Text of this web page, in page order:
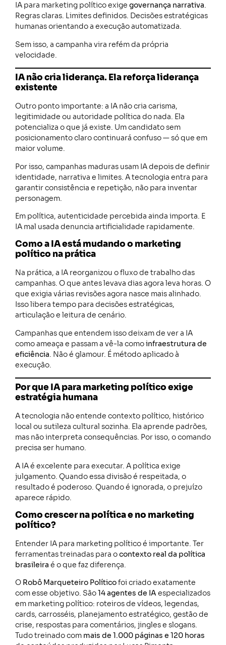
IA para marketing político exige governança narrativa.
Regras claras. Limites definidos. Decisões estratégicas
humanas orientando a execução automatizada.
Sem isso, a campanha vira refém da própria
velocidade.
IA não cria liderança. Ela reforça liderança
existente
Outro ponto importante: a IA não cria carisma,
legitimidade ou autoridade política do nada. Ela
potencializa o que já existe. Um candidato sem
posicionamento claro continuará confuso — só que em
maior volume.
Por isso, campanhas maduras usam IA depois de definir
identidade, narrativa e limites. A tecnologia entra para
garantir consistência e repetição, não para inventar
personagem.
Em política, autenticidade percebida ainda importa. E
IA mal usada denuncia artificialidade rapidamente.
Como a IA está mudando o marketing
político na prática
Na prática, a IA reorganizou o fluxo de trabalho das
campanhas. O que antes levava dias agora leva horas. O
que exigia várias revisões agora nasce mais alinhado.
Isso libera tempo para decisões estratégicas,
articulação e leitura de cenário.
Campanhas que entendem isso deixam de ver a IA
como ameaça e passam a vê-la comoinfraestrutura de
eficiência. Não é glamour. É método aplicado à
execução.
Por que IA para marketing político exige
estratégia humana
A tecnologia não entende contexto político, histórico
local ou sutileza cultural sozinha. Ela aprende padrões,
mas não interpreta consequências. Por isso, o comando
precisa ser humano.
A IA é excelente para executar. A política exige
julgamento. Quando essa divisão é respeitada, o
resultado é poderoso. Quando é ignorada, o prejuízo
aparece rápido.
Como crescer na política e no marketing
político?
Entender IA para marketing político é importante. Ter
ferramentas treinadas para ocontexto real da política
brasileira é o que faz diferença.
O Robô Marqueteiro Políticofoi criado exatamente
com esse objetivo. São14 agentes de IA especializados
em marketing político: roteiros de vídeos, legendas,
cards, carrosséis, planejamento estratégico, gestão de
crise, respostas para comentários, jingles e slogans.
Tudo treinado com mais de 1.000 páginas e 120 horas